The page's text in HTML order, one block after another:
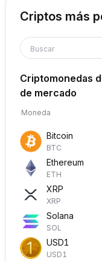
Criptos más
Buscar
Criptomonedas
de mercado
Moneda
Bitcoin
BTC
Ethereum
ETH
XRP
XRP
Solana
SOL
USD1
USD1